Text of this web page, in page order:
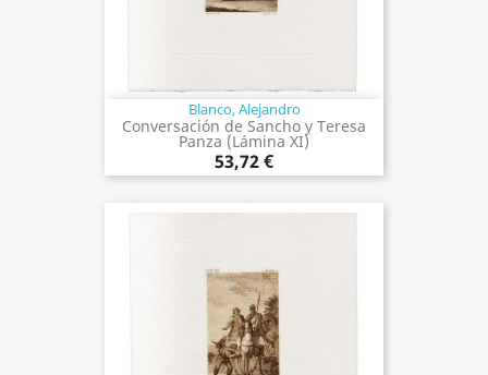
Blanco, Alejandro
Conversación de Sancho y Teresa
Panza (Lámina XI)
53,72 €